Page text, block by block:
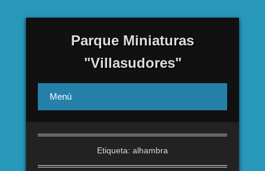
Parque Miniaturas
"Villasudores"
Menú
Etiqueta: alhambra